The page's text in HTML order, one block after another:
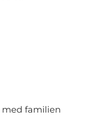
med familien